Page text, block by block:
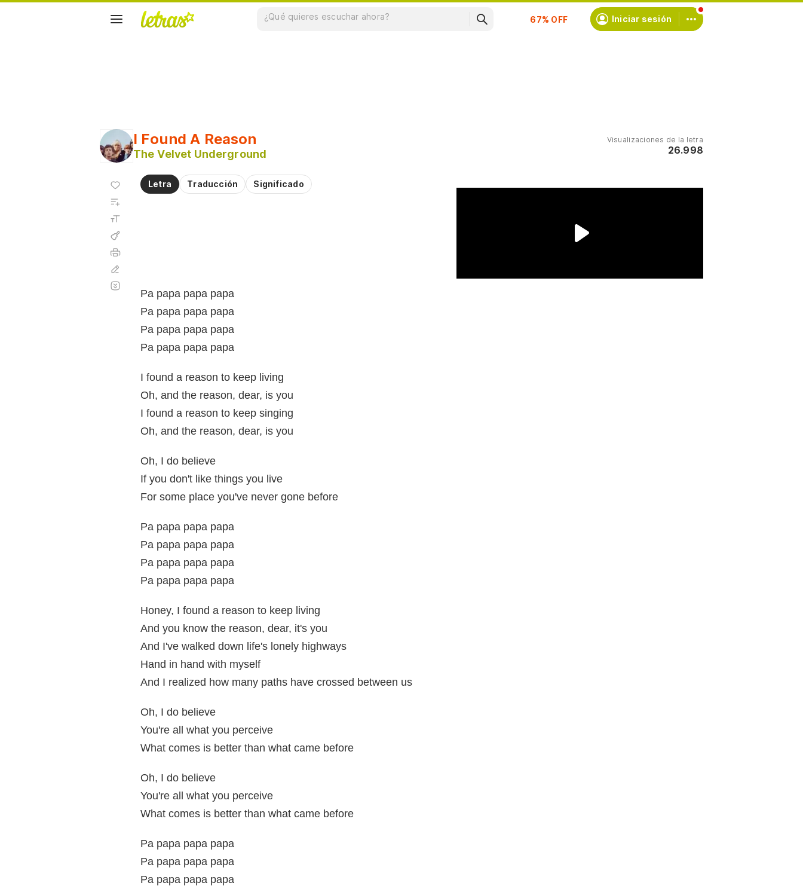
Suscríbete Iniciar sesión
Visualizaciones de la letra
26.998
I Found A Reason
The Velvet Underground
Letra Traducción Significado
Pa papa papa papa
Pa papa papa papa
Pa papa papa papa
Pa papa papa papa
I found a reason to keep living
Oh, and the reason, dear, is you
I found a reason to keep singing
Oh, and the reason, dear, is you
Oh, I do believe
If you don't like things you live
For some place you've never gone before
Pa papa papa papa
Pa papa papa papa
Pa papa papa papa
Pa papa papa papa
Honey, I found a reason to keep living
And you know the reason, dear, it's you
And I've walked down life's lonely highways
Hand in hand with myself
And I realized how many paths have crossed between us
Oh, I do believe
You're all what you perceive
What comes is better than what came before
Oh, I do believe
You're all what you perceive
What comes is better than what came before
Pa papa papa papa
Pa papa papa papa
Pa papa papa papa
Agregar
favoritos
Agregar
automático